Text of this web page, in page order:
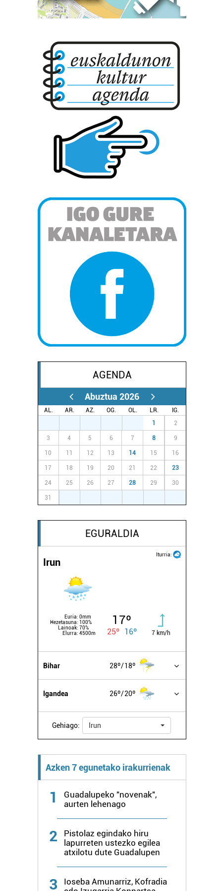
AGENDA
Abuztua 2026
AL. AR. AZ. OG. OL. LR.
IG.
1 2
3 4 5 6 7 8 9
10 11 12 13 14 15 16
17 18 19 20 21 22 23
24 25 26 27 28 29 30
31
EGURALDIA
Iturria:
Irun
Euria: 0mm
Hezetasuna: 100%
Lainoak: 70%
Elurra: 4500m
17º
25º 16º 7 km/h
Bihar 28º 18º
Igandea 26º 20º
Gehiago: Irun
Azken 7 egunetako irakurrienak
1
Guadalupeko "novenak",
aurten lehenago
2
Pistolaz egindako hiru
lapurreten ustezko egilea
atxilotu dute Guadalupen
3
Ioseba Amunarriz, Kofradia